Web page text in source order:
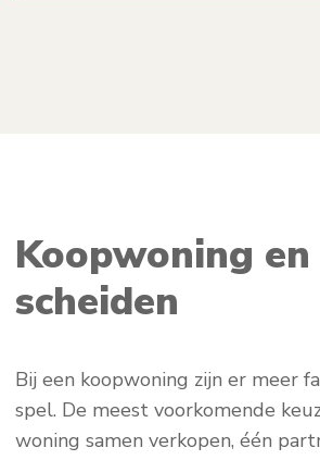
Koopwoning en
scheiden
Bij een koopwoning zijn er meer
spel. De meest voorkomende
woning samen verkopen, één